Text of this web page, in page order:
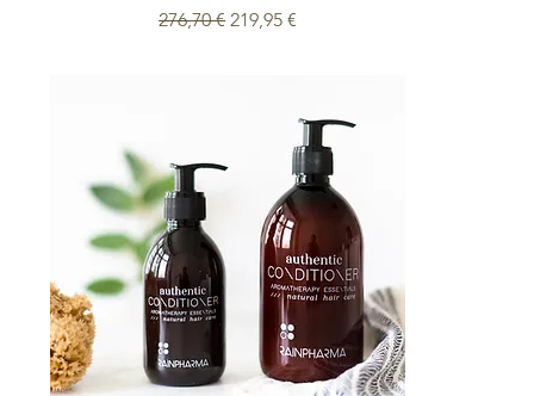
Prix original
276,70 € Prix promotionnel
219,95 €